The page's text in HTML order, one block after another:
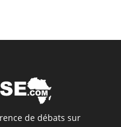
de débats sur